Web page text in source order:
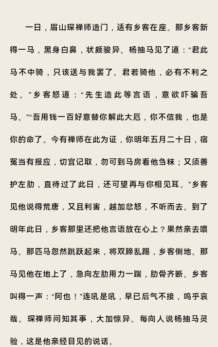
一日，眉山琛禅师造门，适有乡客在座。那乡客新
得一马，黑身白鼻，状颇骏异。杨抽马见了道：“君此
马不中骑，只该送与我罢了。君若骑他，必有不利之
处。”乡客怒道：“先生造此等言语，意欲吓骗吾
马。”“吾用钱一百好意替你解此大厄，你不信我，也是
你的命了。今有禅师在此为证，你明年五月二十日，宿
冤当有报应，切宜记取，勿可到马房看他刍秣；又须善
护左肋，直待过了此日，还可望再与你相见耳。”乡客
见他说得荒唐，又且利害，越加忿怒，不听而去。到了
明年此日，乡客那里还把他言语放在心上？果然亲去喂
马。那匹马忽然跳跃起来，将双蹄乱踢，乡客倒地。那
马见他在地上了，急向左肋用力一踹，肋骨齐断。乡客
叫得一声：“阿也！”连吼是吼，早已后气不接，呜乎哀
哉。琛禅师问知其事，大加惊异。每向人说杨抽马灵
验，这是他亲经目见的说话。